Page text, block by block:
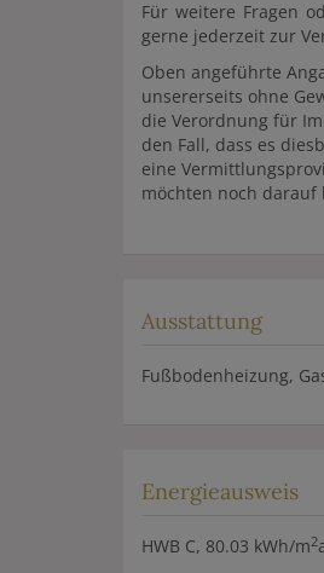
Für weitere Fragen
gerne jederzeit zur
Oben angeführte
unsererseits ohne
die Verordnung für
den Fall, dass es
eine
möchten noch
Ausstattung
Fußbodenheizung
Energieausweis
HWB C, 80.03 kWh/m2